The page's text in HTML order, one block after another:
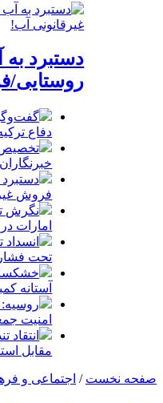
دستبرد
روستایی/
دفاع
تخصیص
فروش
نگرش
امارات
تحت فشار
آستانه
روسیه:
امنیت
مقابل
صفحه نخست / اجتماعی و